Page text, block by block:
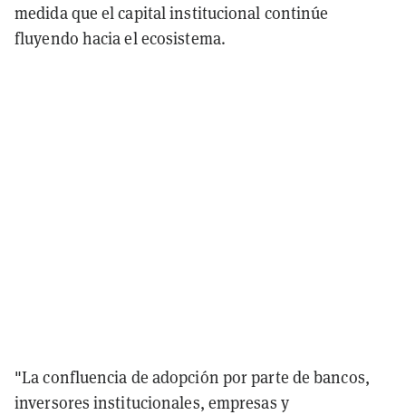
medida que el capital institucional continúe
fluyendo hacia el ecosistema.
"La confluencia de adopción por parte de bancos,
inversores institucionales, empresas y